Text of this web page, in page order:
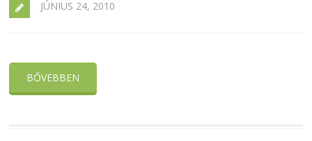
JÚNIUS 24, 2010
BŐVEBBEN